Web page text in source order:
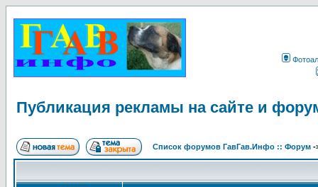
Публикация рекламы на сайте и
Список форумов ГавГав.Инфо :: Форум -